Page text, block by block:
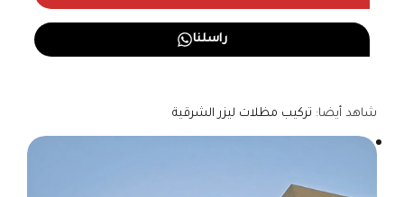
راسلنا
شاهد أيضا: تركيب مظلات ليزر الشرقية